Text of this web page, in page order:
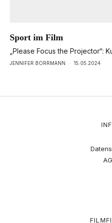
Sport im Film
„Please Focus the Projector“:
JENNIFER BORRMANN · 15.05.2024